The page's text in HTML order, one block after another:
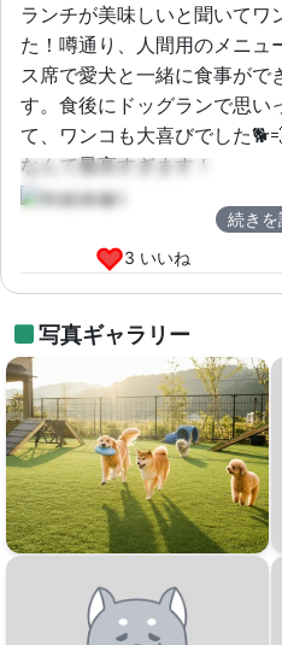
ランチが美味しいと聞いてワ
た！噂通り、人間用のメニュ
ス席で愛犬と一緒に食事がで
す。食後にドッグランで思い
て、ワンコも大喜びでした
なんて最高すぎます！
続きを
3 いいね
写真ギャラリー